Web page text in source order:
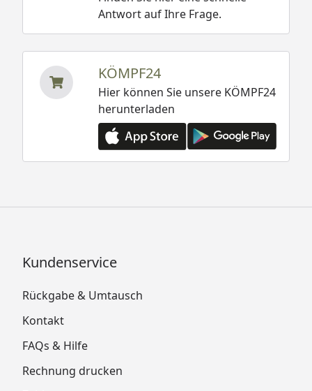
Antwort auf Ihre Frage.
KÖMPF24
Hier können Sie unsere KÖMPF24
herunterladen
Kundenservice
Rückgabe & Umtausch
Kontakt
FAQs & Hilfe
Rechnung drucken